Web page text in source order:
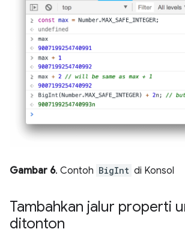
Gambar 6. Contoh BigInt di Konsol
Tambahkan jalur properti
ditonton